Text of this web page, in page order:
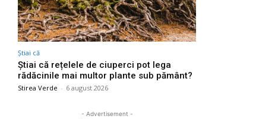
Știai că
Știai că rețelele de ciuperci pot lega
rădăcinile mai multor plante sub pământ?
Stirea Verde - 6 august 2026
- Advertisement -